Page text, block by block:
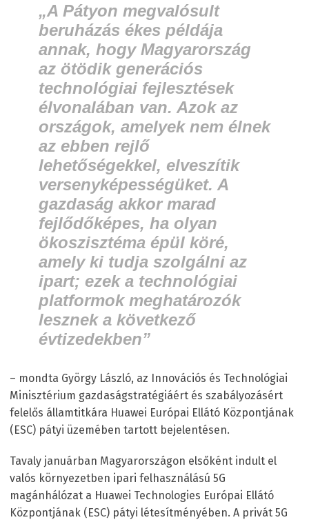
„A Pátyon megvalósult
beruházás ékes példája
annak, hogy Magyarország
az ötödik generációs
technológiai fejlesztések
élvonalában van. Azok az
országok, amelyek nem élnek
az ebben rejlő
lehetőségekkel, elveszítik
versenyképességüket. A
gazdaság akkor marad
fejlődőképes, ha olyan
ökoszisztéma épül köré,
amely ki tudja szolgálni az
ipart; ezek a technológiai
platformok meghatározók
lesznek a következő
évtizedekben”
– mondta György László, az Innovációs és Technológiai
Minisztérium gazdaságstratégiáért és szabályozásért
felelős államtitkára Huawei Európai Ellátó Központjának
(ESC) pátyi üzemében tartott bejelentésen.
Tavaly januárban Magyarországon elsőként indult el
valós környezetben ipari felhasználású 5G
magánhálózat a Huawei Technologies Európai Ellátó
Központjának (ESC) pátyi létesítményében. A privát 5G